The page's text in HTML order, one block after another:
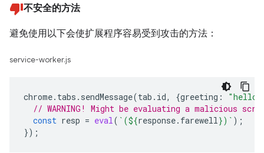
不安全的方法
避免使用以下会使扩展程序容易受到攻击的方法：
service-worker.js
chrome. tabs . sendMessage(tab . id, {greeting : "hello"
// WARNING! Might be evaluating a malicious
const resp = eval( `(${response. farewell})` );
});